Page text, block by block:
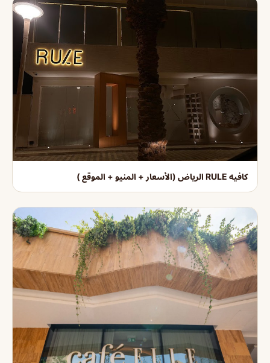
كافيه RULE الرياض (الأسعار + المنيو + الموقع )